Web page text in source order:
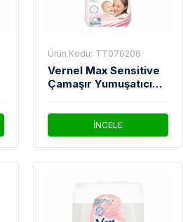
Ürün Kodu: TT070206
Vernel Max Sensitive
Çamaşır Yumuşatıcı
İNCELE